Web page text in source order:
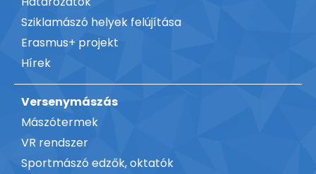
Sziklamászó helyek felújítása
Erasmus+ projekt
Hírek
Versenymászás
Mászótermek
VR rendszer
Sportmászó edzők, oktatók